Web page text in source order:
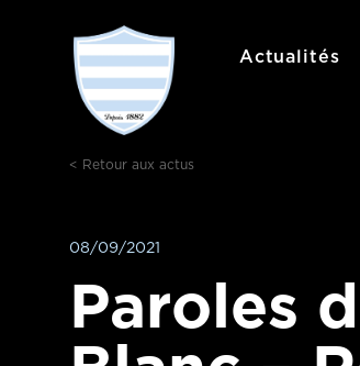
Actualités
< Retour aux actus
08/09/2021
Paroles